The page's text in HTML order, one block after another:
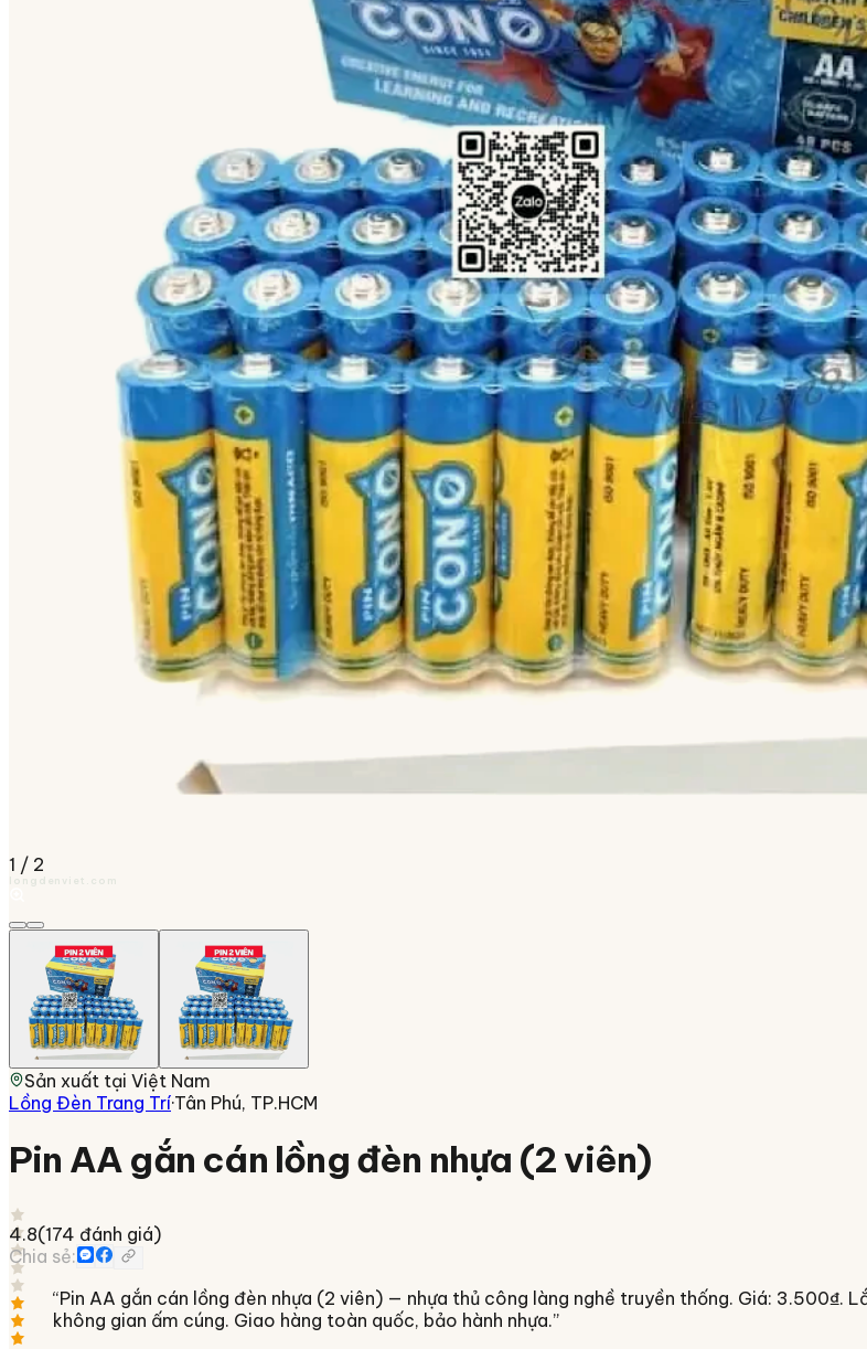
1 / 2
longdenviet.com
Sản xuất tại Việt Nam
Lồng Đèn Trang Trí·Tân Phú, TP.HCM
Pin AA gắn cán lồng đèn nhựa (2 viên)
4.8(174 đánh giá)
Chia sẻ:
“Pin AA gắn cán lồng đèn nhựa (2 viên) — nhựa thủ công làng nghề truyền thống. Giá: 3.500₫.
không gian ấm cúng. Giao hàng toàn quốc, bảo hành nhựa.”